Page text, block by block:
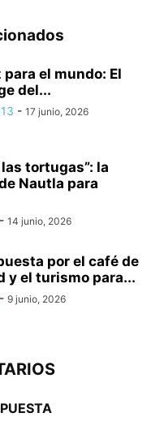
para el mundo: El
del...
- 17 junio, 2026
las tortugas”: la
Nautla para
- 14 junio, 2026
por el café de
y el turismo para...
- 9 junio, 2026